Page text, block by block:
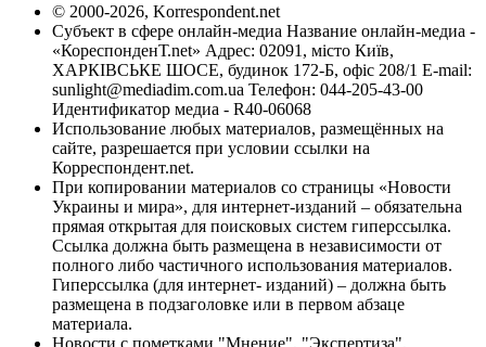
© 2000-2026, Korrespondent.net
Субъект в сфере онлайн-медиа Название онлайн-медиа -
«КореспонденТ.net» Адрес: 02091, місто Київ,
ХАРКІВСЬКЕ ШОСЕ, будинок 172-Б, офіс 208/1 E-mail:
sunlight@mediadim.com.ua Телефон: 044-205-43-00
Идентификатор медиа - R40-06068
Использование любых материалов, размещённых на
сайте, разрешается при условии ссылки на
Корреспондент.net.
При копировании материалов со страницы «Новости
Украины и мира», для интернет-изданий – обязательна
прямая открытая для поисковых систем гиперссылка.
Ссылка должна быть размещена в независимости от
полного либо частичного использования материалов.
Гиперссылка (для интернет- изданий) – должна быть
размещена в подзаголовке или в первом абзаце
материала.
Новости с пометками "Мнение", "Экспертиза",